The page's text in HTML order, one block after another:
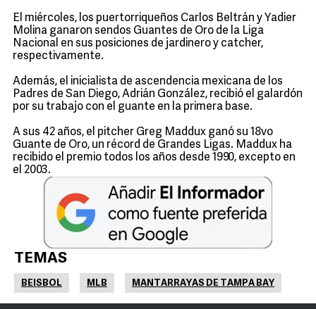
El miércoles, los puertorriqueños Carlos Beltrán y Yadier
Molina ganaron sendos Guantes de Oro de la Liga
Nacional en sus posiciones de jardinero y catcher,
respectivamente.
Además, el inicialista de ascendencia mexicana de los
Padres de San Diego, Adrián González, recibió el galardón
por su trabajo con el guante en la primera base.
A sus 42 años, el pitcher Greg Maddux ganó su 18vo
Guante de Oro, un récord de Grandes Ligas. Maddux ha
recibido el premio todos los años desde 1990, excepto en
el 2003.
TEMAS
BEISBOL MLB MANTARRAYAS DE TAMPA BAY